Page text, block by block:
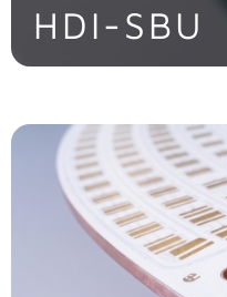
HDI-SBU
> Jetzt entdecken